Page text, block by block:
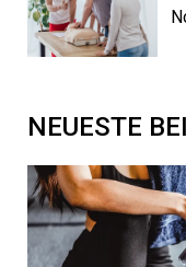
NEUESTE